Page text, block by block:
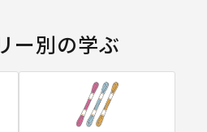
ー別の学ぶ